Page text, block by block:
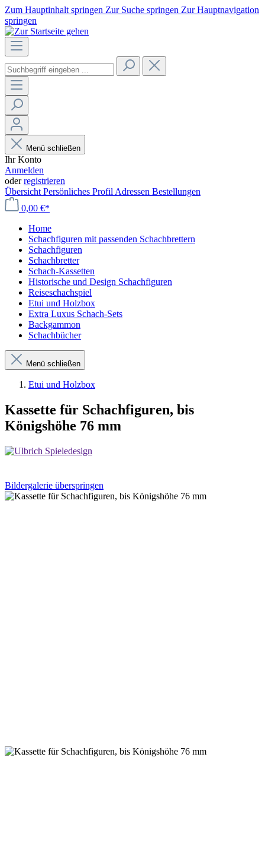
Zum Hauptinhalt springen Zur Suche springen Zur Hauptnavigation
springen
Menü schließen
Ihr Konto
Anmelden
oderregistrieren
Übersicht Persönliches Profil Adressen Bestellungen
0,00 €*
Home
Schachfiguren mit passenden Schachbrettern
Schachfiguren
Schachbretter
Schach-Kassetten
Historische und Design Schachfiguren
Reiseschachspiel
Etui und Holzbox
Extra Luxus Schach-Sets
Backgammon
Schachbücher
Menü schließen
Etui und Holzbox
Kassette für Schachfiguren, bis
Königshöhe 76 mm
Bildergalerie überspringen